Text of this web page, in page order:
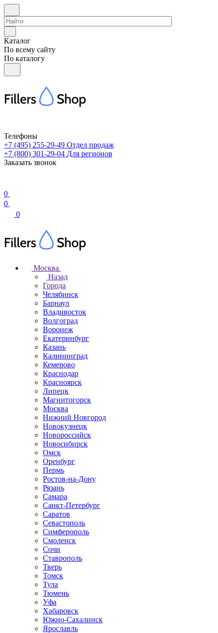
Каталог
По всему сайту
По каталогу
Телефоны
+7 (495) 255-29-49 Отдел продаж
+7 (800) 301-29-04 Для регионов
Заказать звонок
0
0
0
Москва
Назад
Города
Челябинск
Барнаул
Владивосток
Волгоград
Воронеж
Екатеринбург
Казань
Калининград
Кемерово
Краснодар
Красноярск
Липецк
Магнитогорск
Москва
Нижний Новгород
Новокузнецк
Новороссийск
Новосибирск
Омск
Оренбург
Пермь
Ростов-на-Дону
Рязань
Самара
Санкт-Петербург
Саратов
Севастополь
Симферополь
Смоленск
Сочи
Ставрополь
Тверь
Томск
Тула
Тюмень
Уфа
Хабаровск
Южно-Сахалинск
Ярославль